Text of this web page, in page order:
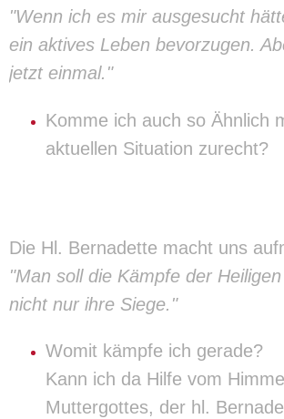
"Wenn ich es mir ausgesucht
ein aktives Leben bevorzugen.
jetzt einmal."
Komme ich auch so Ähnlich
aktuellen Situation zurecht?
Die Hl. Bernadette macht uns
"Man soll die Kämpfe der
nicht nur ihre Siege."
Womit kämpfe ich gerade?
Kann ich da Hilfe vom
Muttergottes, der hl.